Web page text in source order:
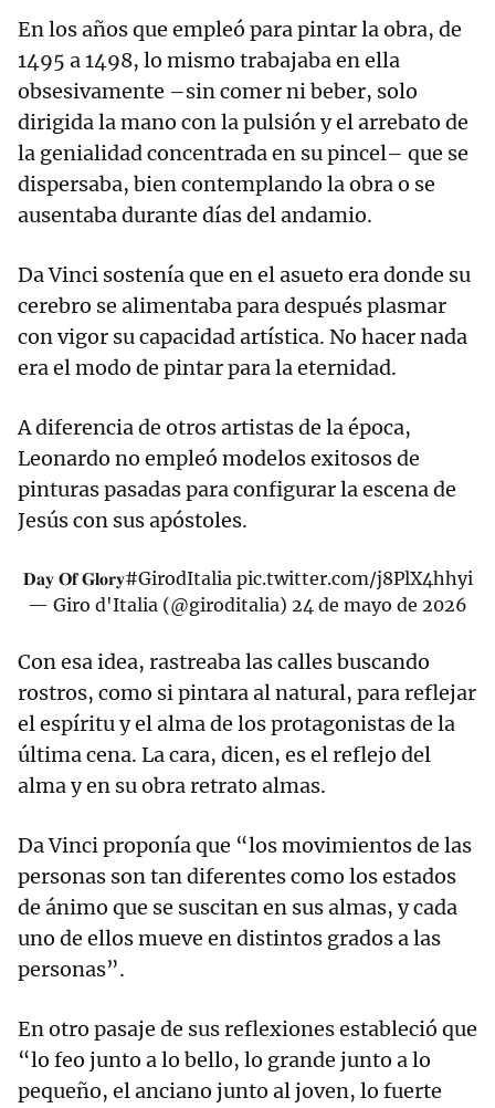
En los años que empleó para pintar la obra, de
1495 a 1498, lo mismo trabajaba en ella
obsesivamente –sin comer ni beber, solo
dirigida la mano con la pulsión y el arrebato de
la genialidad concentrada en su pincel– que se
dispersaba, bien contemplando la obra o se
ausentaba durante días del andamio.
Da Vinci sostenía que en el asueto era donde su
cerebro se alimentaba para después plasmar
con vigor su capacidad artística. No hacer nada
era el modo de pintar para la eternidad.
A diferencia de otros artistas de la época,
Leonardo no empleó modelos exitosos de
pinturas pasadas para configurar la escena de
Jesús con sus apóstoles.
𝐃𝐚𝐲 𝐎𝐟 𝐆𝐥𝐨𝐫𝐲#GirodItalia pic.twitter.com/j8PlX4hhyi
— Giro d'Italia (@giroditalia) 24 de mayo de 2026
Con esa idea, rastreaba las calles buscando
rostros, como si pintara al natural, para reflejar
el espíritu y el alma de los protagonistas de la
última cena. La cara, dicen, es el reflejo del
alma y en su obra retrato almas.
Da Vinci proponía que “los movimientos de las
personas son tan diferentes como los estados
de ánimo que se suscitan en sus almas, y cada
uno de ellos mueve en distintos grados a las
personas”.
En otro pasaje de sus reflexiones estableció que
“lo feo junto a lo bello, lo grande junto a lo
pequeño, el anciano junto al joven, lo fuerte